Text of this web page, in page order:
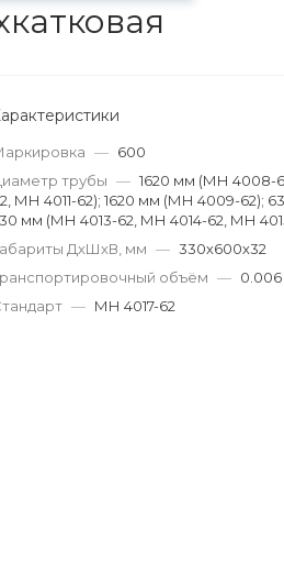
— 600
трубы — 1620 мм (МН 4008-
МН 4011-62); 1620 мм (МН 4009-62);
мм (МН 4013-62, МН 4014-62, МН
ДхШхВ, мм — 330х600х32
объём —
— МН 4017-62